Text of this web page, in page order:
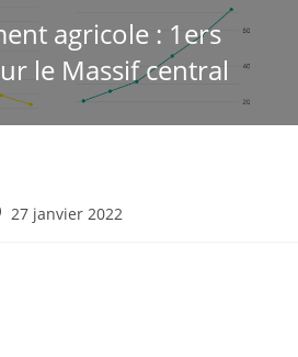
agricole : 1ers
le Massif central
27 janvier 2022